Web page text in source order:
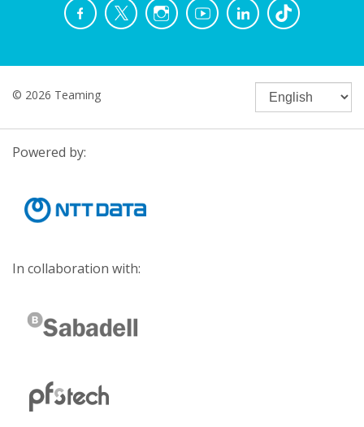
© 2026 Teaming
Powered by:
In collaboration with: